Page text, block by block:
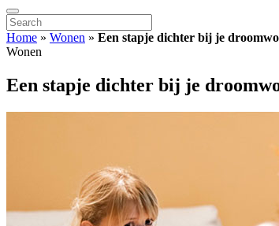
Home » Wonen » Een stapje dichter bij je
Wonen
Een stapje dichter bij je